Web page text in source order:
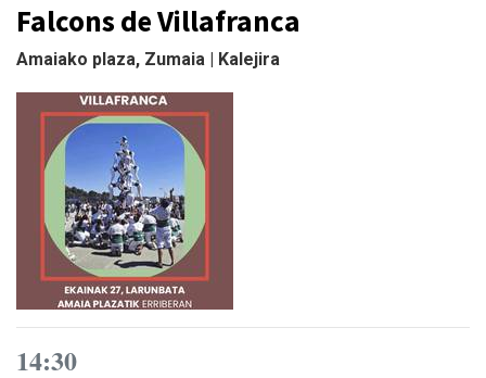
Falcons de Villafranca
Amaiako plaza, Zumaia | Kalejira
14:30